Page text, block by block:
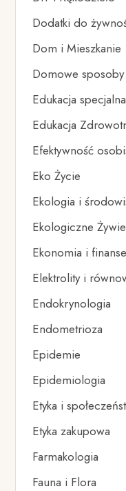
Dodatki do
Dom i Mieszkanie
Domowe
Edukacja specjalna
Edukacja
Efektywność
Eko Życie
Ekologia i
Ekologiczne
Ekonomia i finanse
Elektrolity i
Endokrynologia
Endometrioza
Epidemie
Epidemiologia
Etyka i
Etyka zakupowa
Farmakologia
Fauna i Flora